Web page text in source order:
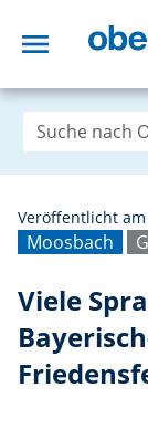
menu
Moosbach
Veröffentlicht am
Viele